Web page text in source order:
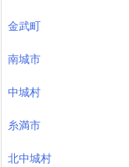
金武町
南城市
中城村
糸満市
北中城村